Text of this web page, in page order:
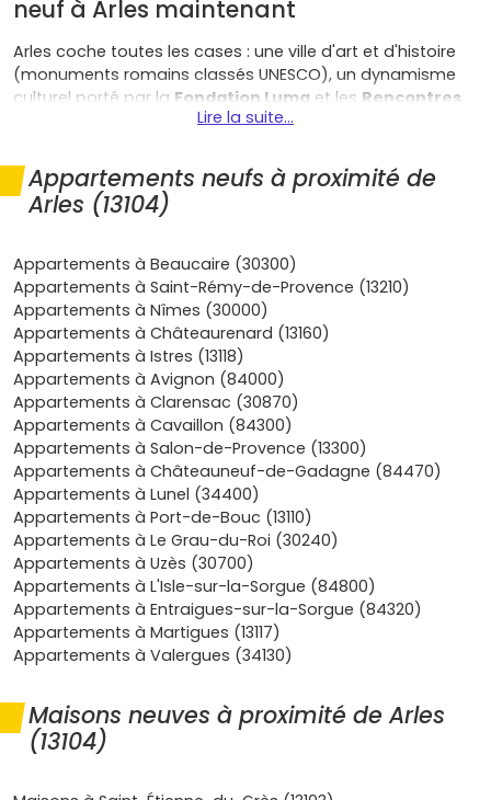
neuf à Arles maintenant
Arles coche toutes les cases : une ville d'art et d'histoire
(monuments romains classés UNESCO), un dynamisme
culturel porté par la Fondation Luma et les Rencontres
, un bassin d'emplois qui rayonne vers
l'A54 TER
. Résultat : la demande reste soutenue pour
la location comme pour l'achat, surtout près de la gare,
des écoles et des pôles culturels.
Emplacements stratégiques: les nouveaux projets
se concentrent autour deFourchon
(proche gare),
Trinquetaille,Les Alyscamps et Pont-de-Crau
avec commerces, bus et pistes cyclables.
Demande locative soutenue: saisonniers, jeunes
actifs, cadres en mobilité et familles recherchent des
logements performants et bien situés.
Confort et normes: les résidences RE2020 offrent
isolation, confort d'été chauffage performant
(pompe à chaleur),ascenseur, parkingset local
vélo .
Frais de notaire réduits: autour de
neuf, avec moins de travaux à prévoir.
Tendances du marché: Arles reste plus accessible
qu'AixouAvignon intra-muros
, avec un bon
potentiel de valorisation dans les secteurs en
renouvellement.
Où trouver un appartement neuf à Arles
Selon ton projet (résidence principale, pied-à-terre,
locatif), certains
Lire la suite...
Appartements neufs à proximité de
Arles (13104)
Appartements à Beaucaire (30300)
Appartements à Saint-Rémy-de-Provence (13210)
Appartements à Nîmes (30000)
Appartements à Châteaurenard (13160)
Appartements à Istres (13118)
Appartements à Avignon (84000)
Appartements à Clarensac (30870)
Appartements à Cavaillon (84300)
Appartements à Salon-de-Provence (13300)
Appartements à Châteauneuf-de-Gadagne (84470)
Appartements à Lunel (34400)
Appartements à Port-de-Bouc (13110)
Appartements à Le Grau-du-Roi (30240)
Appartements à Uzès (30700)
Appartements à L'Isle-sur-la-Sorgue (84800)
Appartements à Entraigues-sur-la-Sorgue (84320)
Appartements à Martigues (13117)
Appartements à Valergues (34130)
Maisons neuves à proximité de Arles
(13104)